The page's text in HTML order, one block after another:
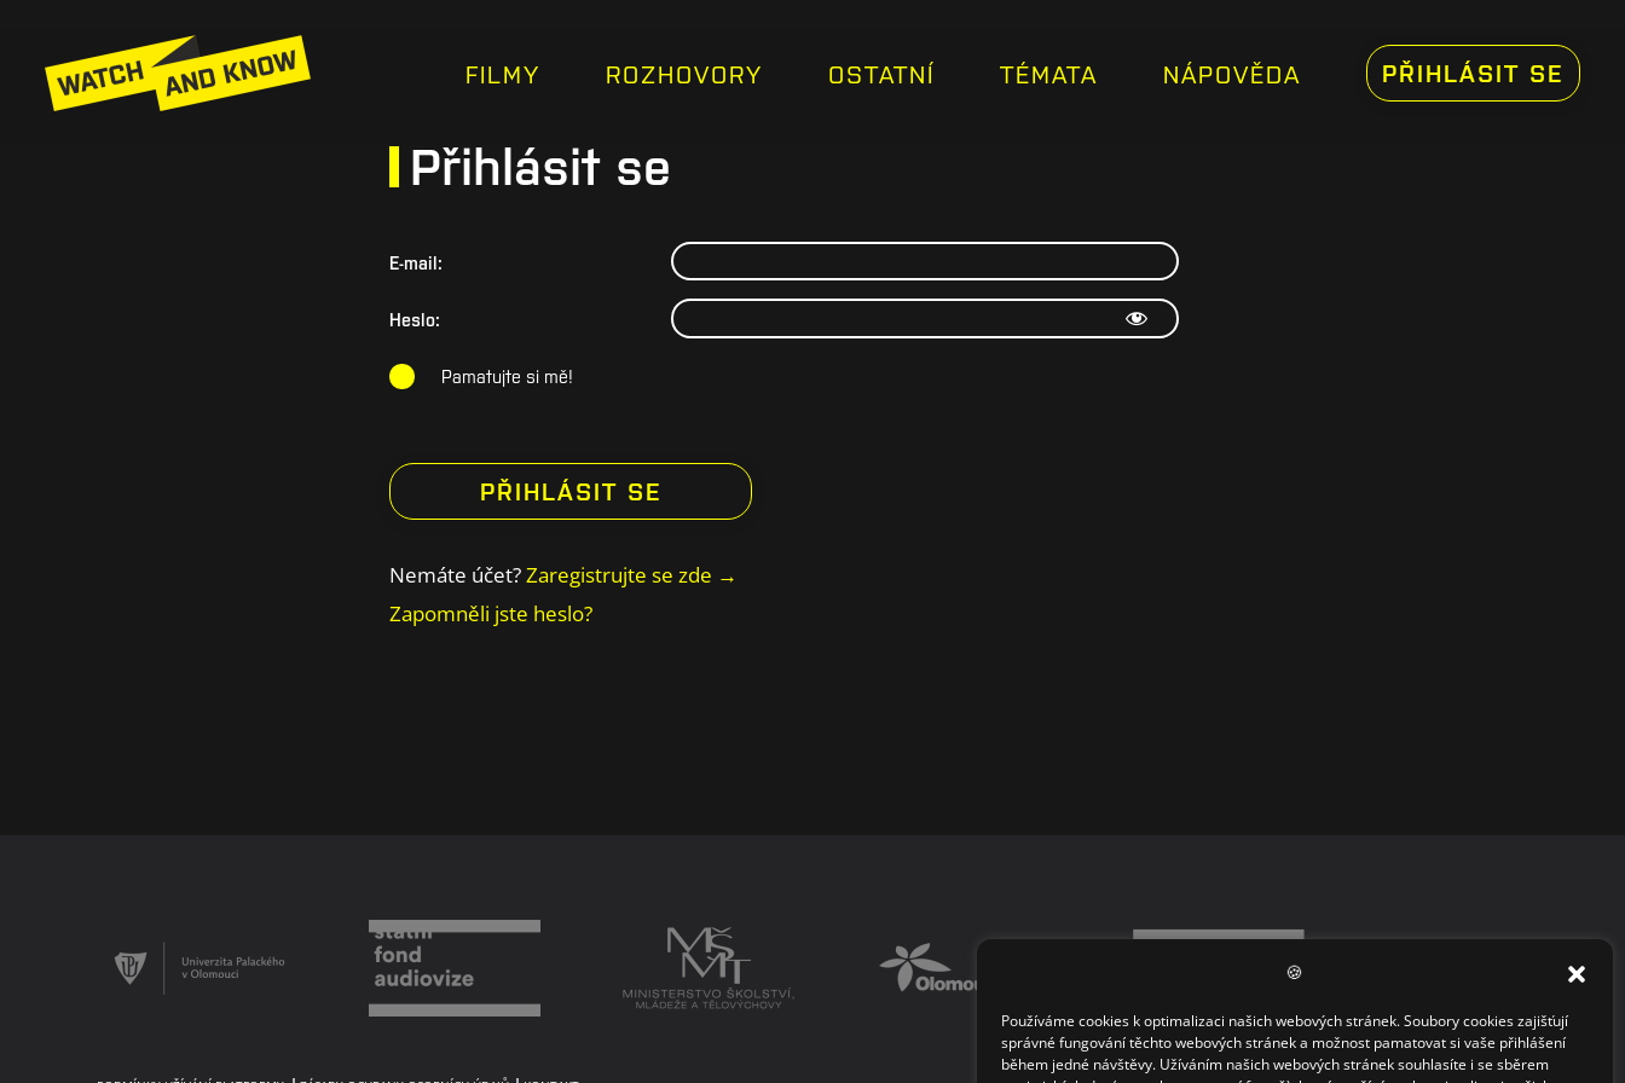
🍪
Používáme cookies k optimalizaci našich webových stránek. Soubory cookies zajišťují
správné fungování těchto webových stránek a možnost pamatovat si vaše přihlášení
během jedné návštěvy. Užíváním našich webových stránek souhlasíte i se sběrem
FILMY ROZHOVORY OSTATNÍ TÉMATA NÁPOVĚDA PŘIHLÁSIT SE
Přihlásit se
E-mail:
Heslo:
Pamatujte si mě!
Nemáte účet?Zaregistrujte se zde →
Zapomněli jste heslo?